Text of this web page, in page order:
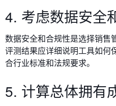
4. 考虑数据安全
数据安全和合规性是选择销售
评测结果应详细说明工具如何
合行业标准和法规要求。
5. 计算总体拥有